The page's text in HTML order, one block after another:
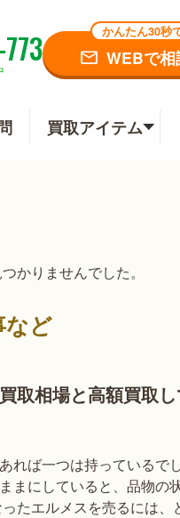
かんたん30秒
WEBで相
買取アイテム
かりませんでした。
など
取相場と高額買取
れば一つは持っているで
まにしていると、品物の
たエルメスを売るには、